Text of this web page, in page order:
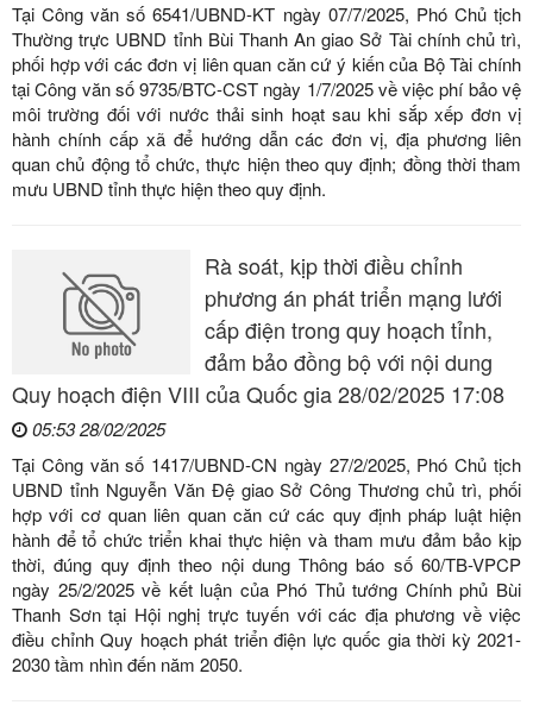
Tại Công văn số 6541/UBND-KT ngày 07/7/2025, Phó Chủ tịch
Thường trực UBND tỉnh Bùi Thanh An giao Sở Tài chính chủ trì,
phối hợp với các đơn vị liên quan căn cứ ý kiến của Bộ Tài chính
tại Công văn số 9735/BTC-CST ngày 1/7/2025 về việc phí bảo vệ
môi trường đối với nước thải sinh hoạt sau khi sắp xếp đơn vị
hành chính cấp xã để hướng dẫn các đơn vị, địa phương liên
quan chủ động tổ chức, thực hiện theo quy định; đồng thời tham
mưu UBND tỉnh thực hiện theo quy định.
Rà soát, kịp thời điều chỉnh
phương án phát triển mạng lưới
cấp điện trong quy hoạch tỉnh,
đảm bảo đồng bộ với nội dung
Quy hoạch điện VIII của Quốc gia 28/02/2025 17:08
05:53 28/02/2025
Tại Công văn số 1417/UBND-CN ngày 27/2/2025, Phó Chủ tịch
UBND tỉnh Nguyễn Văn Đệ giao Sở Công Thương chủ trì, phối
hợp với cơ quan liên quan căn cứ các quy định pháp luật hiện
hành để tổ chức triển khai thực hiện và tham mưu đảm bảo kịp
thời, đúng quy định theo nội dung Thông báo số 60/TB-VPCP
ngày 25/2/2025 về kết luận của Phó Thủ tướng Chính phủ Bùi
Thanh Sơn tại Hội nghị trực tuyến với các địa phương về việc
điều chỉnh Quy hoạch phát triển điện lực quốc gia thời kỳ 2021-
2030 tầm nhìn đến năm 2050.